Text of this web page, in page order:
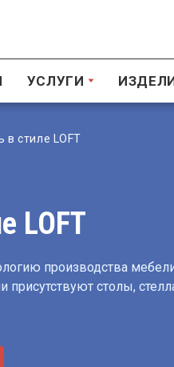
в стиле LOFT
УСЛУГИ
LOFT
производства
присутствуют столы,